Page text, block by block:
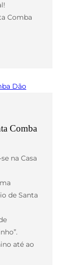
Comba
Comba
na Casa
de Santa
até ao